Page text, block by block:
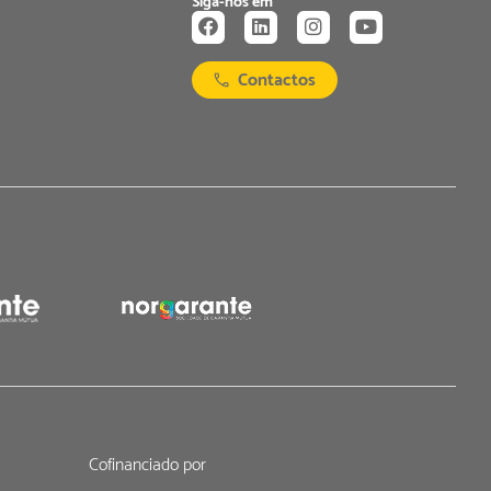
Contactos
Cofinanciado por